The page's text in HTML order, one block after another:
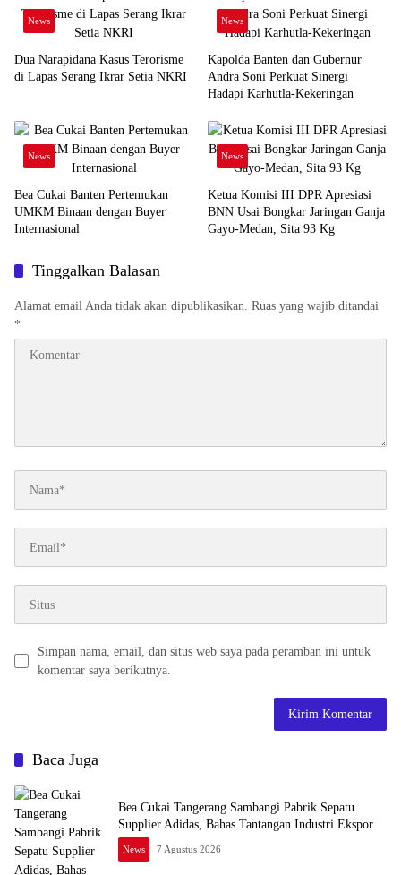
News
Dua Narapidana Kasus Terorisme
di Lapas Serang Ikrar Setia NKRI
News
Kapolda Banten dan Gubernur
Andra Soni Perkuat Sinergi
Hadapi Karhutla-Kekeringan
News
Bea Cukai Banten Pertemukan
UMKM Binaan dengan Buyer
Internasional
News
Ketua Komisi III DPR Apresiasi
BNN Usai Bongkar Jaringan Ganja
Gayo-Medan, Sita 93 Kg
Tinggalkan Balasan
Alamat email Anda tidak akan dipublikasikan. Ruas yang wajib ditandai
*
Simpan nama, email, dan situs web saya pada peramban ini untuk
komentar saya berikutnya.
Baca Juga
Bea Cukai Tangerang Sambangi Pabrik Sepatu
Supplier Adidas, Bahas Tantangan Industri Ekspor
News 7 Agustus 2026